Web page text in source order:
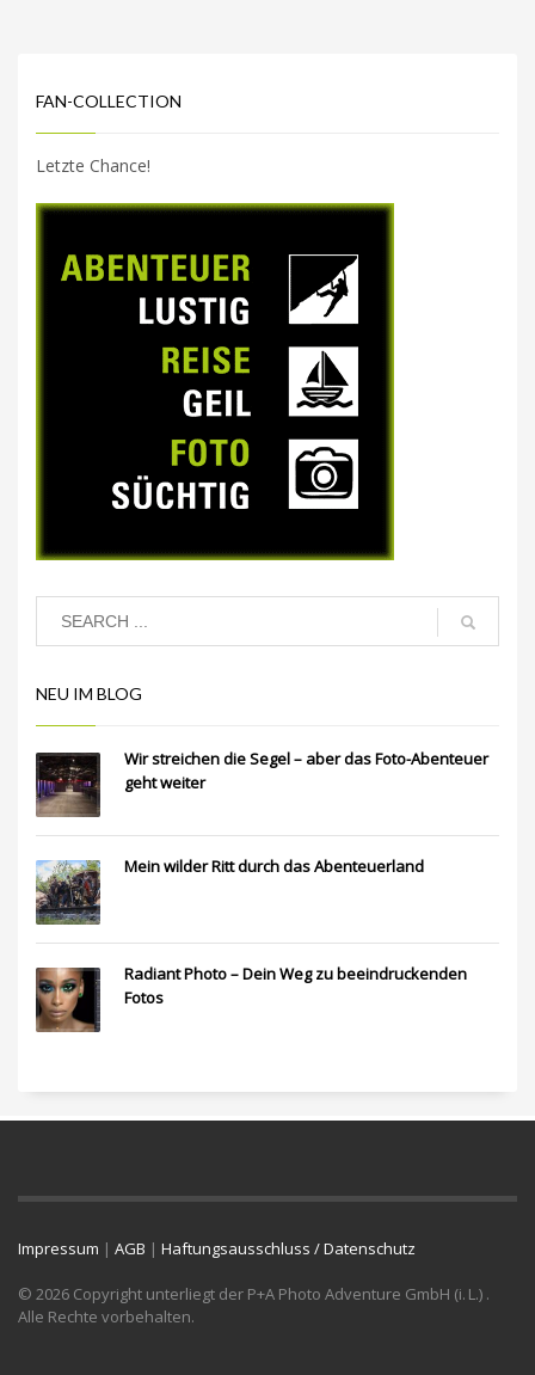
FAN-COLLECTION
Letzte Chance!
NEU IM BLOG
Wir streichen die Segel – aber das Foto-Abenteuer
geht weiter
Mein wilder Ritt durch das Abenteuerland
Radiant Photo – Dein Weg zu beeindruckenden
Fotos
Impressum | AGB | Haftungsausschluss / Datenschutz
© 2026 Copyright unterliegt der P+A Photo Adventure GmbH (i. L.) .
Alle Rechte vorbehalten.